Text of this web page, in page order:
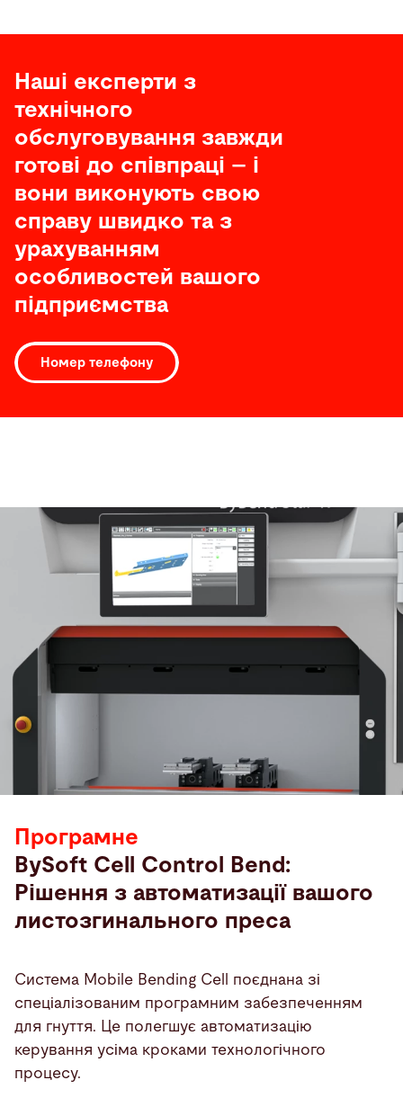
Наші експерти з
технічного
обслуговування завжди
готові до співпраці – і
вони виконують свою
справу швидко та з
урахуванням
особливостей вашого
підприємства
Номер телефону
Програмне
BySoft Cell Control Bend:
Рішення з автоматизації вашого
листозгинального преса
Система Mobile Bending Cell поєднана зі
спеціалізованим програмним забезпеченням
для гнуття. Це полегшує автоматизацію
керування усіма кроками технологічного
процесу.